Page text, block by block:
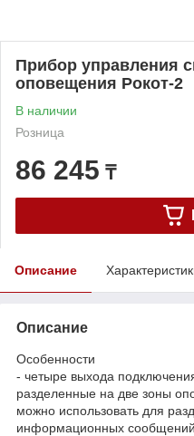
Прибор управления
оповещения Рокот-2
В наличии
Розница
86 245 ₸
Описание
Описание
Особенности
- четыре выхода
разделенные на две зоны
можно использовать для
информационных